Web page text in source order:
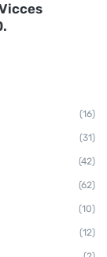
(16)
(31)
(42)
(62)
(10)
(12)